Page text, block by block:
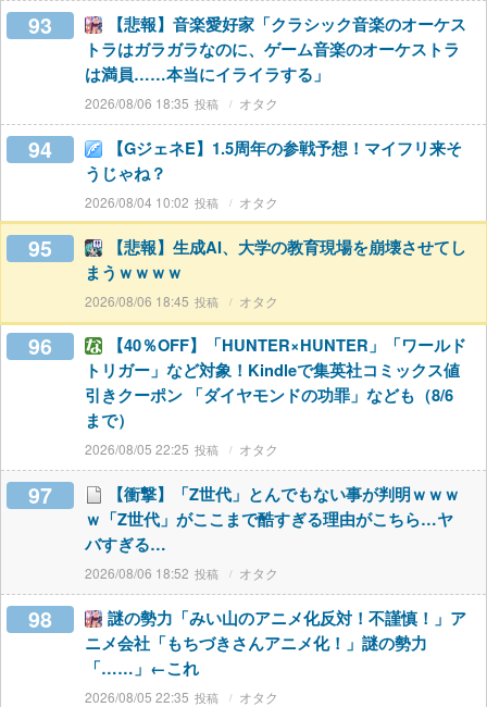
93
【悲報】音楽愛好家「クラシック音楽のオーケス
トラはガラガラなのに、ゲーム音楽のオーケストラ
は満員……本当にイライラする」
2026/08/06 18:35 オタク
94
【GジェネE】1.5周年の参戦予想！マイフリ来そ
うじゃね？
2026/08/04 10:02 オタク
95
【悲報】生成AI、大学の教育現場を崩壊させてし
まうｗｗｗｗ
2026/08/06 18:45 オタク
96
【40％OFF】「HUNTER×HUNTER」「ワールド
トリガー」など対象！Kindleで集英社コミックス値
引きクーポン 「ダイヤモンドの功罪」なども（8/6
まで）
2026/08/05 22:25 オタク
97
【衝撃】「Z世代」とんでもない事が判明ｗｗｗ
ｗ「Z世代」がここまで酷すぎる理由がこちら…ヤ
バすぎる…
2026/08/06 18:52 オタク
98
謎の勢力「みい山のアニメ化反対！不謹慎！」ア
ニメ会社「もちづきさんアニメ化！」謎の勢力
「……」←これ
2026/08/05 22:35 オタク